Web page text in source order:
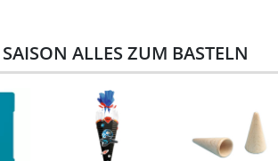
SAISON ALLES ZUM BASTELN